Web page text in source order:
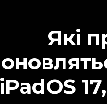
Які
iPadOS